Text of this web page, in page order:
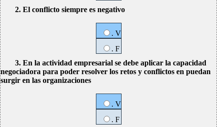
2. El conflicto siempre es negativo
. V
. F
3. En la actividad empresarial se debe aplicar la capacidad
negociadora para poder resolver los retos y conflictos en puedan
surgir en las organizaciones
. V
. F